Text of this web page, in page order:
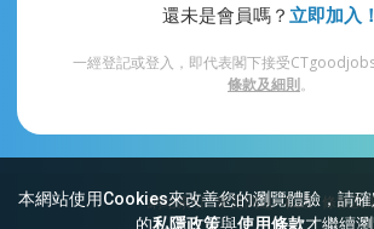
本網站使用Cookies來改善您的瀏覽體驗，請
的私隱政策與使用條款才繼續瀏
還未是會員嗎？ 立即加入！
一經登記或登入，即代表閣下接受
條款及細則。
網站索引 常見問題 私隱 條款及